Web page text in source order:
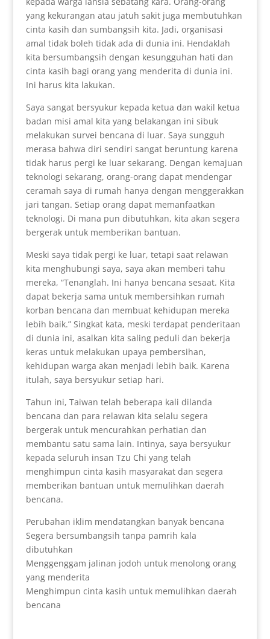
yang kekurangan atau jatuh sakit juga membutuhkan
cinta kasih dan sumbangsih kita. Jadi, organisasi
amal tidak boleh tidak ada di dunia ini. Hendaklah
kita bersumbangsih dengan kesungguhan hati dan
cinta kasih bagi orang yang menderita di dunia ini.
Ini harus kita lakukan.
Saya sangat bersyukur kepada ketua dan wakil ketua
badan misi amal kita yang belakangan ini sibuk
melakukan survei bencana di luar. Saya sungguh
merasa bahwa diri sendiri sangat beruntung karena
tidak harus pergi ke luar sekarang. Dengan kemajuan
teknologi sekarang, orang-orang dapat mendengar
ceramah saya di rumah hanya dengan menggerakkan
jari tangan. Setiap orang dapat memanfaatkan
teknologi. Di mana pun dibutuhkan, kita akan segera
bergerak untuk memberikan bantuan.
Meski saya tidak pergi ke luar, tetapi saat relawan
kita menghubungi saya, saya akan memberi tahu
mereka, “Tenanglah. Ini hanya bencana sesaat. Kita
dapat bekerja sama untuk membersihkan rumah
korban bencana dan membuat kehidupan mereka
lebih baik.” Singkat kata, meski terdapat penderitaan
di dunia ini, asalkan kita saling peduli dan bekerja
keras untuk melakukan upaya pembersihan,
kehidupan warga akan menjadi lebih baik. Karena
itulah, saya bersyukur setiap hari.
Tahun ini, Taiwan telah beberapa kali dilanda
bencana dan para relawan kita selalu segera
bergerak untuk mencurahkan perhatian dan
membantu satu sama lain. Intinya, saya bersyukur
kepada seluruh insan Tzu Chi yang telah
menghimpun cinta kasih masyarakat dan segera
memberikan bantuan untuk memulihkan daerah
bencana.
Perubahan iklim mendatangkan banyak bencana
Segera bersumbangsih tanpa pamrih kala
dibutuhkan
Menggenggam jalinan jodoh untuk menolong orang
yang menderita
Menghimpun cinta kasih untuk memulihkan daerah
bencana